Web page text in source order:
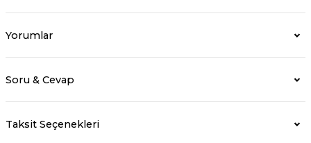
Yorumlar
Soru & Cevap
Taksit Seçenekleri